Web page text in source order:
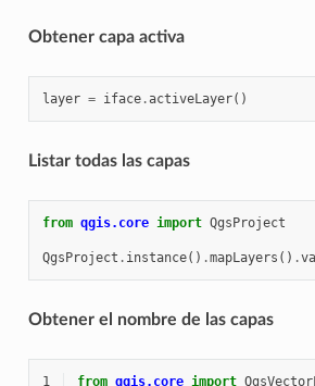
Obtener capa activa
layer = iface.activeLayer()
Listar todas las capas
from qgis.core import QgsProject
QgsProject . instance() .mapLayers () .
Obtener el nombre de las capas
1 from qgis.core import